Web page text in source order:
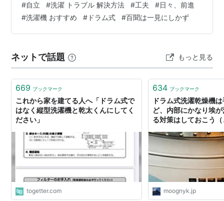
と、底にある洗濯物に手が届かなくて取り出せないので
はないかと勝手にイメージしていたのです。 ドラム式洗
濯機を買うとなると費用もかかりますし、「まずは今あ
型の洗濯機を実際に使ってみることにしました。 する
と、予想は良い意味で裏切られました！ 車…
#自立 #洗濯 トラブル 解決方法 #工夫 #日々、前進
#洗濯機 おすすめ # ドラム式 #百聞は一見にしかず
ネットで話題 もっと見る
669 ブックマーク
これから家を建てる人へ「ドラム式で
はなく縦型洗濯機と乾太くんにしてく
ださい」
togetter.com
634 ブックマーク
ドラム式洗濯乾燥機
ど、内部にかなり埃
る対策はしておこう
moognyk.jp